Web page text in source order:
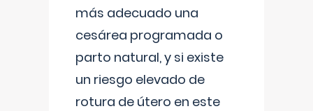
más adecuado una
cesárea programada o
parto natural, y si existe
un riesgo elevado de
rotura de útero en este